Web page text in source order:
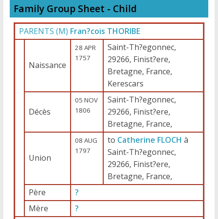
Family Group Sheet - Child
PARENTS (M) Fran?cois THORIBE
Naissance
28 APR
1757
Saint-Th?egonnec,
29266, Finist?ere,
Bretagne, France,
Kerescars
Décès
05 NOV
1806
Saint-Th?egonnec,
29266, Finist?ere,
Bretagne, France,
Union
08 AUG
1797
to Catherine FLOCH à
Saint-Th?egonnec,
29266, Finist?ere,
Bretagne, France,
Père
?
Mère
?